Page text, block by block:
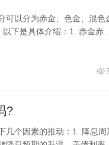
可以分为赤金、色金、混色
下是具体介绍：1. 赤金赤
?
几个因素的推动：1. 降息周